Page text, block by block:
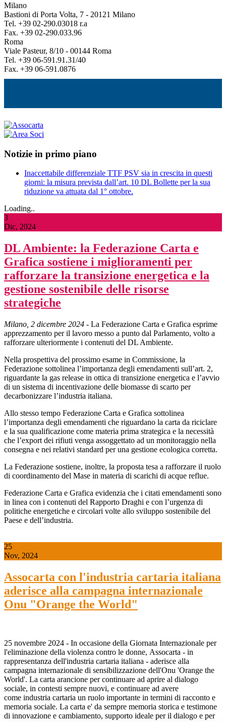
Milano
Bastioni di Porta Volta, 7 - 20121 Milano
Tel. +39 02-290.03018 r.a
Fax. +39 02-290.033.96
Roma
Viale Pasteur, 8/10 - 00144 Roma
Tel. +39 06-591.91.31/40
Fax. +39 06-591.0876
Notizie in primo piano
Inaccettabile differenziale TTF PSV sia in crescita in questi
giorni: la misura prevista dall’art. 10 DL Bollette per la sua
riduzione va attuata dal 1° ottobre.
Loading..
3
Dic, 2024
DL Ambiente: la Federazione Carta e
Grafica sostiene i miglioramenti per
rafforzare la transizione energetica e la
gestione sostenibile delle risorse
strategiche
Milano, 2 dicembre 2024 - La Federazione Carta e Grafica esprime
apprezzamento per il lavoro messo a punto dal Parlamento, volto a
rafforzare ulteriormente i contenuti del DL Ambiente.
Nella prospettiva del prossimo esame in Commissione, la
Federazione sottolinea l’importanza degli emendamenti sull’art. 2,
riguardante la gas release in ottica di transizione energetica e l’avvio
di un sistema di incentivazione delle biomasse di scarto per
decarbonizzare l’industria italiana.
Allo stesso tempo Federazione Carta e Grafica sottolinea
l’importanza degli emendamenti che riguardano la carta da riciclare
e la sua qualificazione come materia prima strategica e la necessità
che l’export dei rifiuti venga assoggettato ad un monitoraggio nella
consegna e nei relativi standard per una gestione ecologica corretta.
La Federazione sostiene, inoltre, la proposta tesa a rafforzare il ruolo
di coordinamento del Mase in materia di scarichi di acque reflue.
Federazione Carta e Grafica evidenzia che i citati emendamenti sono
in linea con i contenuti del Rapporto Draghi e con l’urgenza di
politiche energetiche e circolari volte allo sviluppo sostenibile del
Paese e dell’industria.
25
Nov, 2024
Assocarta con l'industria cartaria italiana
aderisce alla campagna internazionale
Onu "Orange the World"
25 novembre 2024 - In occasione della Giornata Internazionale per
l'eliminazione della violenza contro le donne, Assocarta - in
rappresentanza dell'industria cartaria italiana - aderisce alla
campagna internazionale di sensibilizzazione dell'Onu 'Orange the
World'. La carta arancione per continuare ad aprire al dialogo
sociale, in contesti sempre nuovi, e continuare ad avere
come industria cartaria un ruolo importante in termini di racconto e
memoria sociale. La carta e' da sempre memoria storica e testimone
di innovazione e cambiamento, supporto ideale per il dialogo e per